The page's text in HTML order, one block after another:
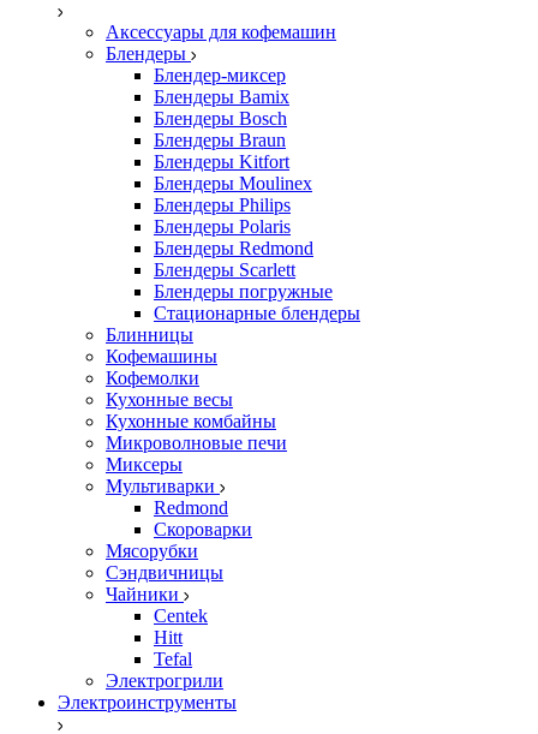
Аксессуары для кофемашин
Блендеры
Блендер-миксер
Блендеры Bamix
Блендеры Bosch
Блендеры Braun
Блендеры Kitfort
Блендеры Moulinex
Блендеры Philips
Блендеры Polaris
Блендеры Redmond
Блендеры Scarlett
Блендеры погружные
Стационарные блендеры
Блинницы
Кофемашины
Кофемолки
Кухонные весы
Кухонные комбайны
Микроволновые печи
Миксеры
Мультиварки
Redmond
Скороварки
Мясорубки
Сэндвичницы
Чайники
Centek
Hitt
Tefal
Электрогрили
Электроинструменты